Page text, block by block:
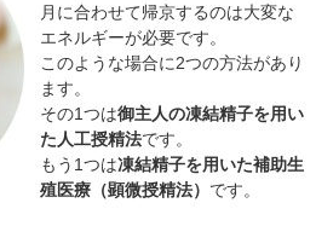
月に合わせて帰京するのは大変な
エネルギーが必要です。
このような場合に2つの方法があり
ます。
その1つは御主人の凍結精子を用い
た人工授精法です。
もう1つは凍結精子を用いた補助生
殖医療（顕微授精法） です。